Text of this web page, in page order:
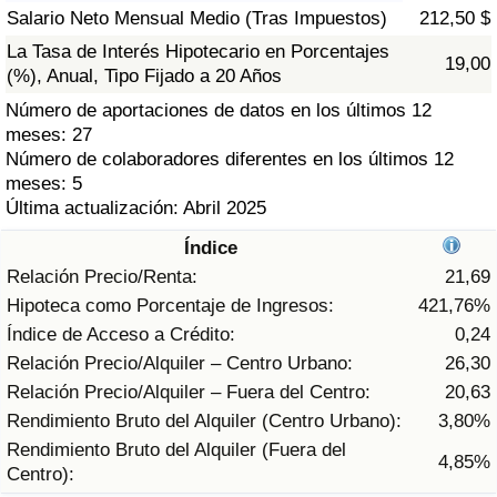
Salario Neto Mensual Medio (Tras Impuestos)
212,50 $
La Tasa de Interés Hipotecario en Porcentajes
(%), Anual, Tipo Fijado a 20 Años
19,00
Número de aportaciones de datos en los últimos 12
meses: 27
Número de colaboradores diferentes en los últimos 12
meses: 5
Última actualización: Abril 2025
Índice
Relación Precio/Renta:
21,69
Hipoteca como Porcentaje de Ingresos:
421,76%
Índice de Acceso a Crédito:
0,24
Relación Precio/Alquiler – Centro Urbano:
26,30
Relación Precio/Alquiler – Fuera del Centro:
20,63
Rendimiento Bruto del Alquiler (Centro Urbano):
3,80%
Rendimiento Bruto del Alquiler (Fuera del
Centro):
4,85%
Índice de criminalidad por país
Sanidad
Índice de Sanidad (Actual)
Índice de Sanidad
Índice de Sanidad por País
Índice de contaminación
Índice de Contaminación por País